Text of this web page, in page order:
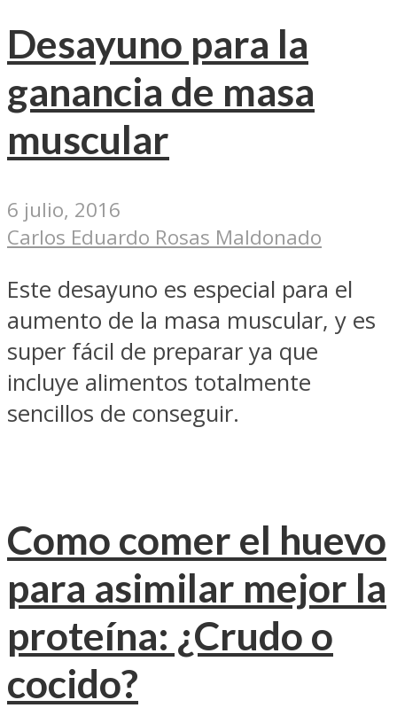
Desayuno para la
ganancia de masa
muscular
6 julio, 2016
Carlos Eduardo Rosas Maldonado
Este desayuno es especial para el
aumento de la masa muscular, y es
super fácil de preparar ya que
incluye alimentos totalmente
sencillos de conseguir.
Como comer el huevo
para asimilar mejor la
proteína: ¿Crudo o
cocido?